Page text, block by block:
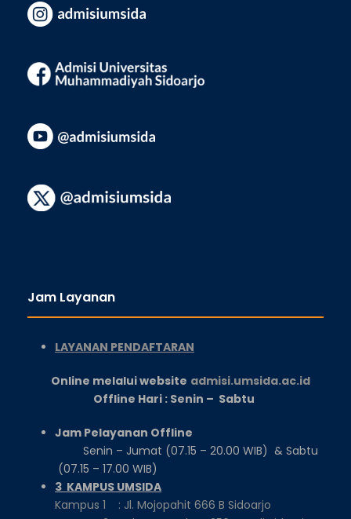
Jam Layanan
LAYANAN PENDAFTARAN
Online melalui website admisi.umsida.ac.id
Offline Hari : Senin – Sabtu
Jam Pelayanan Offline
Senin – Jumat (07.15 – 20.00 WIB) & Sabtu
(07.15 – 17.00 WIB)
3 KAMPUS UMSIDA
Kampus 1 : Jl. Mojopahit 666 B Sidoarjo